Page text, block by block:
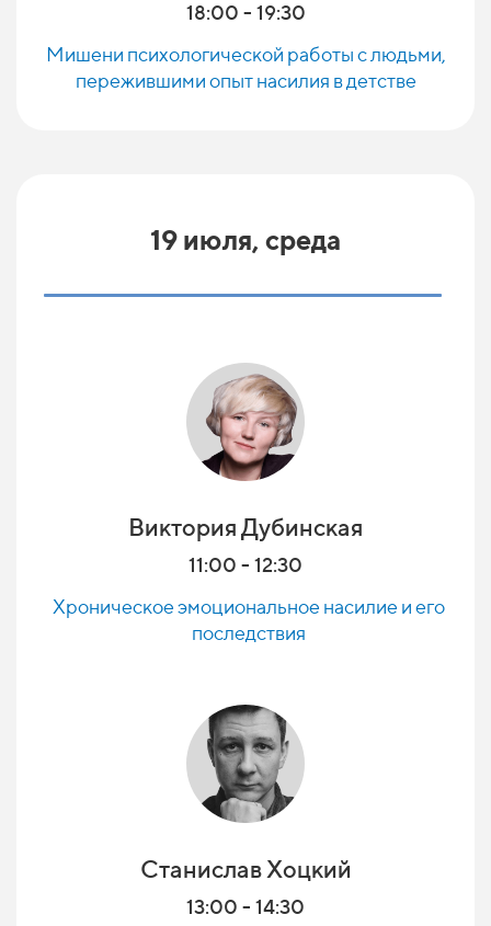
18:00 - 19:30
Мишени психологической работы с людьми,
пережившими опыт насилия в детстве
19 июля, среда
Виктория Дубинская
11:00 - 12:30
Хроническое эмоциональное насилие и его
последствия
Станислав Хоцкий
13:00 - 14:30